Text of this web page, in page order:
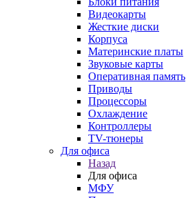
Видеокарты
Жесткие диски
Корпуса
Материнские платы
Звуковые карты
Оперативная память
Приводы
Процессоры
Охлаждение
Контроллеры
TV-тюнеры
Для офиса
Назад
Для офиса
МФУ